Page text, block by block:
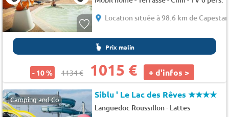
Location située à 98.6 km de
Prix malin
- 10 % 1134 € 1015 € + d'infos >
Camping and Co Siblu ' Le Lac des Rêves★★★★
Languedoc Roussillon- Lattes